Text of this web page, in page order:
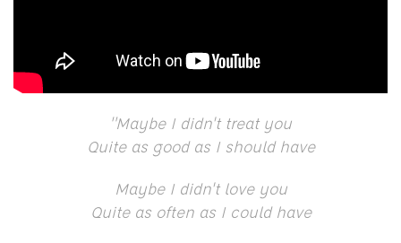
"Maybe I didn't treat you
Quite as good as I should have
Maybe I didn't love you
Quite as often as I could have